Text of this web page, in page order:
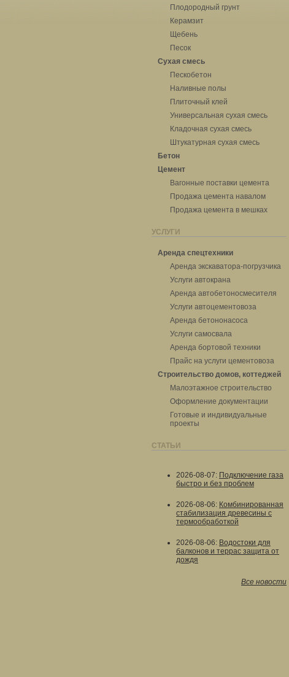
Плодородный грунт
Керамзит
Щебень
Песок
Сухая смесь
Пескобетон
Наливные полы
Плиточный клей
Универсальная сухая смесь
Кладочная сухая смесь
Штукатурная сухая смесь
Бетон
Цемент
Вагонные поставки цемента
Продажа цемента навалом
Продажа цемента в мешках
УСЛУГИ
Аренда спецтехники
Аренда экскаватора-погрузчика
Услуги автокрана
Аренда автобетоносмесителя
Услуги автоцементовоза
Аренда бетононасоса
Услуги самосвала
Аренда бортовой техники
Прайс на услуги цементовоза
Строительство домов, коттеджей
Малоэтажное строительство
Оформление документации
Готовые и индивидуальные
проекты
СТАТЬИ
2026-08-07: Подключение газа
быстро и без проблем
2026-08-06: Комбинированная
стабилизация древесины с
термообработкой
2026-08-06: Водостоки для
балконов и террас защита от
дождя
Все новости